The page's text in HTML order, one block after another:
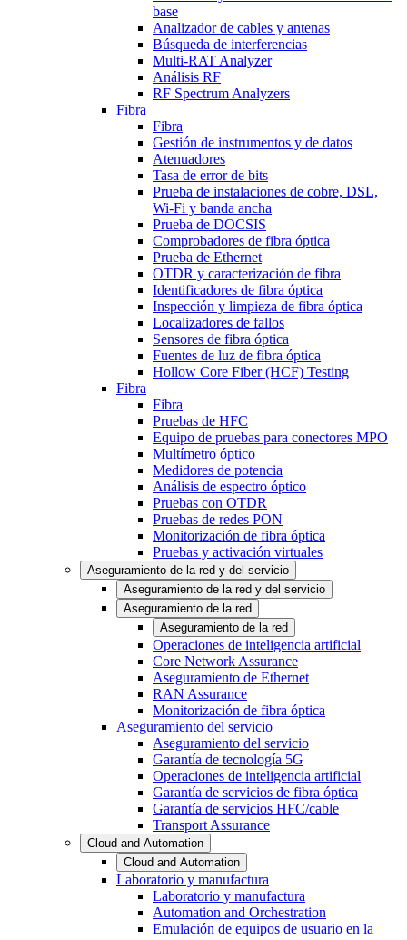
base
Analizador de cables y antenas
Búsqueda de interferencias
Multi-RAT Analyzer
Análisis RF
RF Spectrum Analyzers
Fibra
Fibra
Gestión de instrumentos y de datos
Atenuadores
Tasa de error de bits
Prueba de instalaciones de cobre, DSL,
Wi-Fi y banda ancha
Prueba de DOCSIS
Comprobadores de fibra óptica
Prueba de Ethernet
OTDR y caracterización de fibra
Identificadores de fibra óptica
Inspección y limpieza de fibra óptica
Localizadores de fallos
Sensores de fibra óptica
Fuentes de luz de fibra óptica
Hollow Core Fiber (HCF) Testing
Fibra
Fibra
Pruebas de HFC
Equipo de pruebas para conectores MPO
Multímetro óptico
Medidores de potencia
Análisis de espectro óptico
Pruebas con OTDR
Pruebas de redes PON
Monitorización de fibra óptica
Pruebas y activación virtuales
Aseguramiento de la red y del servicio
Aseguramiento de la red y del servicio
Aseguramiento de la red
Aseguramiento de la red
Operaciones de inteligencia artificial
Core Network Assurance
Aseguramiento de Ethernet
RAN Assurance
Monitorización de fibra óptica
Aseguramiento del servicio
Aseguramiento del servicio
Garantía de tecnología 5G
Operaciones de inteligencia artificial
Garantía de servicios de fibra óptica
Garantía de servicios HFC/cable
Transport Assurance
Cloud and Automation
Cloud and Automation
Laboratorio y manufactura
Laboratorio y manufactura
Automation and Orchestration
Emulación de equipos de usuario en la